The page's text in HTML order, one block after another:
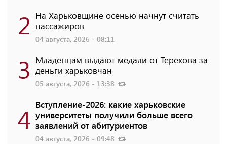
2 На Харьковщине осенью начнут считать
пассажиров
04 августа, 2026 - 08:11
3 Младенцам выдают медали от Терехова за
деньги харьковчан
05 августа, 2026 - 13:38
4 Вступление-2026: какие харьковские
университеты получили больше всего
заявлений от абитуриентов
04 августа, 2026 - 09:48